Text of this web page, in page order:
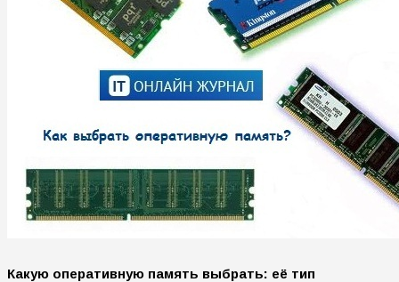
Какую оперативную память выбрать: её тип